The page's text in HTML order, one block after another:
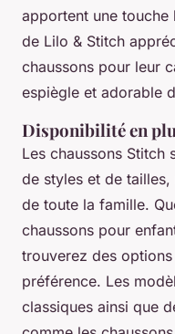
apportent une touche
de Lilo & Stitch
chaussons pour leur
espiègle et adorable
Disponibilité en
Les chaussons Stitch
de styles et de
de toute la famille.
chaussons pour
trouverez des
préférence. Les
classiques ainsi que